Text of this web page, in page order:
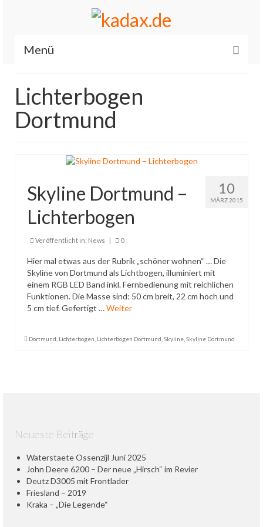
Menü
News
Allgemein
Renault / Dacia OBD2 iCarsoft RT II
Feuerwehr
Fahrzeuge
Datenschutzerklärung
Lichterbogen
Dortmund
10
MÄRZ 2015
Skyline Dortmund –
Lichterbogen
Veröffentlicht in: News 0
Hier mal etwas aus der Rubrik „schöner wohnen“ … Die
Skyline von Dortmund als Lichtbogen, illuminiert mit
einem RGB LED Band inkl. Fernbedienung mit reichlichen
Funktionen. Die Masse sind: 50 cm breit, 22 cm hoch und
5 cm tief. Gefertigt …Weiter
Dortmund Lichterbogen Lichterbogen Dortmund Skyline Skyline Dortmund
Neueste Beiträge
Waterstaete Ossenzijl Juni 2025
John Deere 6200 – Der neue „Hirsch“ im Revier
Deutz D3005 mit Frontlader
Friesland – 2019
Kraka – „Die Legende“